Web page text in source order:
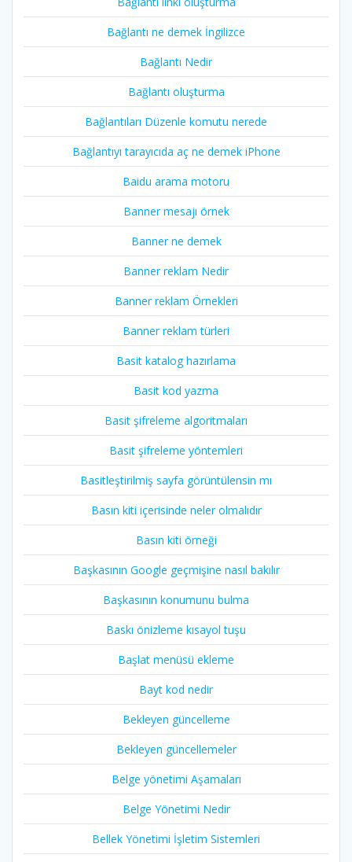
Bağlantı ne demek İngilizce
Bağlantı Nedir
Bağlantı oluşturma
Bağlantıları Düzenle komutu nerede
Bağlantıyı tarayıcıda aç ne demek iPhone
Baidu arama motoru
Banner mesajı örnek
Banner ne demek
Banner reklam Nedir
Banner reklam Örnekleri
Banner reklam türleri
Basit katalog hazırlama
Basit kod yazma
Basit şifreleme algoritmaları
Basit şifreleme yöntemleri
Basitleştirilmiş sayfa görüntülensin mı
Basın kiti içerisinde neler olmalıdır
Basın kiti örneği
Başkasının Google geçmişine nasıl bakılır
Başkasının konumunu bulma
Baskı önizleme kısayol tuşu
Başlat menüsü ekleme
Bayt kod nedir
Bekleyen güncelleme
Bekleyen güncellemeler
Belge yönetimi Aşamaları
Belge Yönetimi Nedir
Bellek Yönetimi İşletim Sistemleri